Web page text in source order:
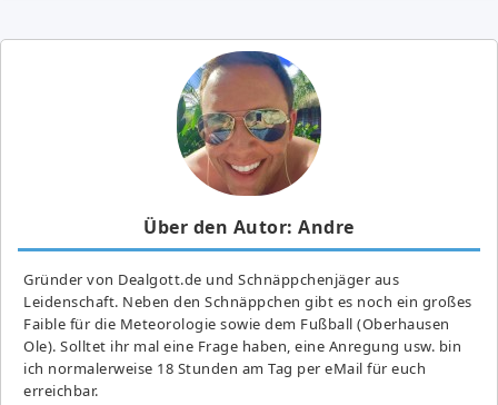
Über den Autor: Andre
Gründer von Dealgott.de und Schnäppchenjäger aus
Leidenschaft. Neben den Schnäppchen gibt es noch ein großes
Fai­ble für die Meteorologie sowie dem Fußball (Oberhausen
Ole). Solltet ihr mal eine Frage haben, eine Anregung usw. bin
ich normalerweise 18 Stunden am Tag per eMail für euch
erreichbar.